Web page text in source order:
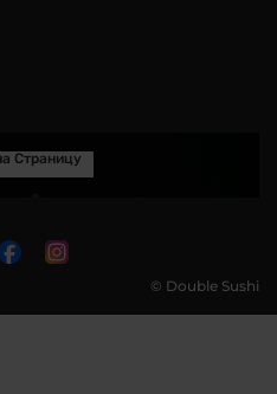
Cтраницу
© Double Sushi